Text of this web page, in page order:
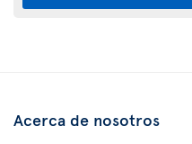
Acerca de nosotros